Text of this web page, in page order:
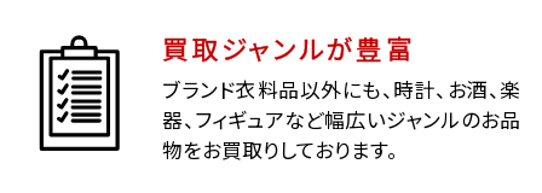
買取ジャンルが豊富
ブランド衣料品以外にも、時計、お酒、楽
器、フィギュアなど幅広いジャンルのお品
物をお買取りしております。